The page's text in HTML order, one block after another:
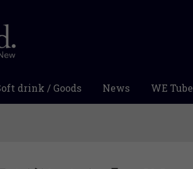
drink / Goods News WE Tube